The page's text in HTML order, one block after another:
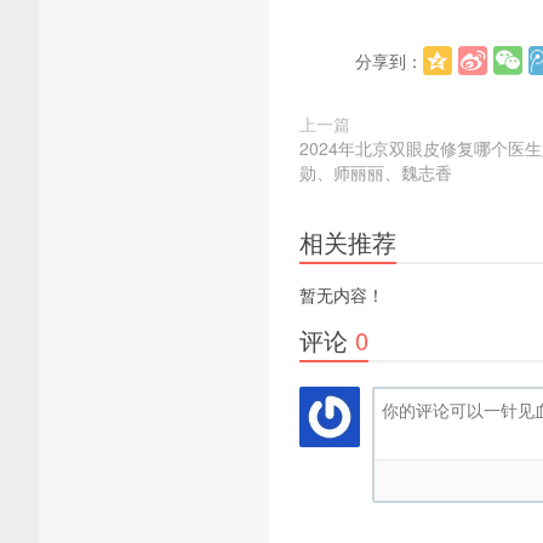
分享到：
上一篇
2024年北京双眼皮修复哪个医
勋、师丽丽、魏志香
相关推荐
暂无内容！
评论 0